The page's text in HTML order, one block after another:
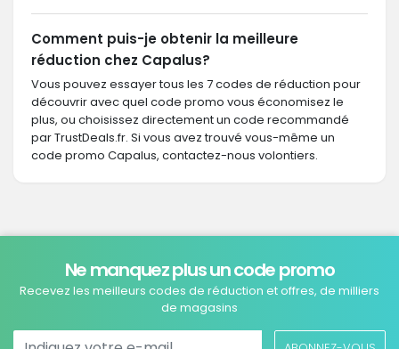
Comment puis-je obtenir la meilleure
réduction chez Capalus?
Vous pouvez essayer tous les 7 codes de réduction pour
découvrir avec quel code promo vous économisez le
plus, ou choisissez directement un code recommandé
par TrustDeals.fr. Si vous avez trouvé vous-même un
code promo Capalus, contactez-nous volontiers.
Ne manquez plus un code promo
Recevez les meilleurs codes de réduction et offres, de milliers
de magasins